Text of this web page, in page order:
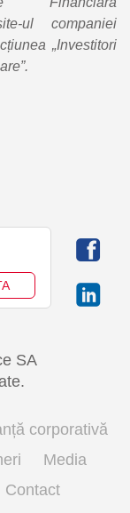
ul companiei
„Investitori
SA
corporativă
Media
Contact